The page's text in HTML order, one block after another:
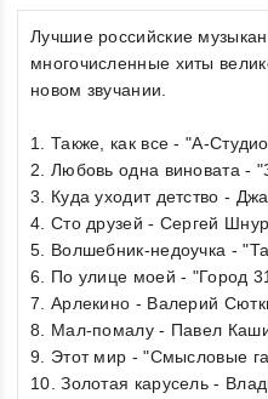
Лучшие российские
многочисленные хиты
новом звучании.
1. Также, как все - "А-
2. Любовь одна виновата -
3. Куда уходит детство -
4. Сто друзей - Сергей
5. Волшебник-недоучка -
6. По улице моей - "Город
7. Арлекино - Валерий
8. Мал-помалу - Павел
9. Этот мир - "Смысловые
10. Золотая карусель -